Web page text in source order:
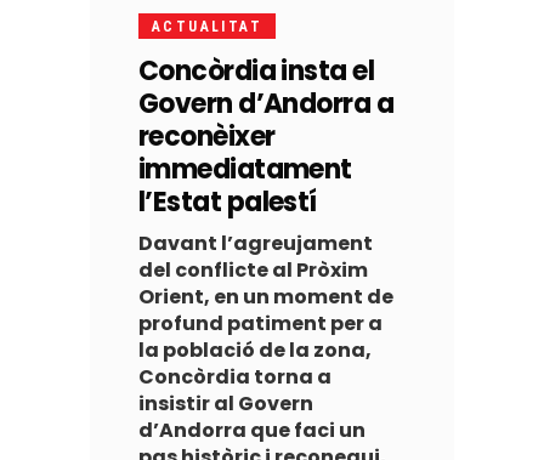
ACTUALITAT
Concòrdia insta el
Govern d’Andorra a
reconèixer
immediatament
l’Estat palestí
Davant l’agreujament
del conflicte al Pròxim
Orient, en un moment de
profund patiment per a
la població de la zona,
Concòrdia torna a
insistir al Govern
d’Andorra que faci un